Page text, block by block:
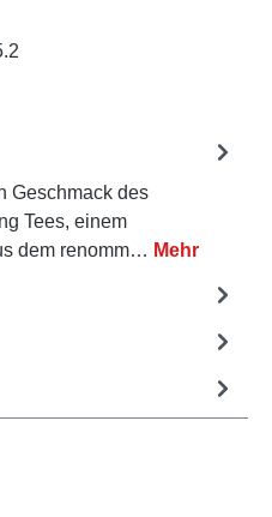
Geschmack des
Tees, einem
dem renomm… Mehr